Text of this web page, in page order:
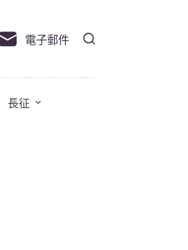
電子郵件
長征